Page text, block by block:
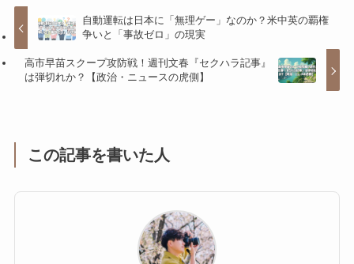
自動運転は日本に「無理ゲー」なのか？米中英の覇権
争いと「事故ゼロ」の現実
高市早苗スクープ攻防戦！週刊文春『セクハラ記事』
は弾切れか？【政治・ニュースの虎側】
この記事を書いた人